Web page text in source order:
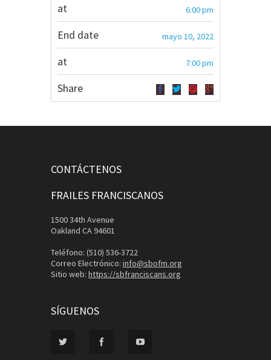
at 6:00 pm
End date mayo 10, 2022
at 7:00 pm
Share
CONTÁCTENOS
FRAILES FRANCISCANOS
1500 34th Avenue
Oakland CA 94601
Teléfono: (510) 536-3722
Correo Electrónico: info@sbofm.org
Sitio web: https://sbfranciscans.org
SÍGUENOS